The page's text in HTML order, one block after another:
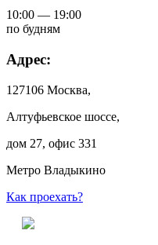
10:00 — 19:00
по будням
Адрес:
127106 Москва,
Алтуфьевское шоссе,
дом 27, офис 331
Метро Владыкино
Как проехать?